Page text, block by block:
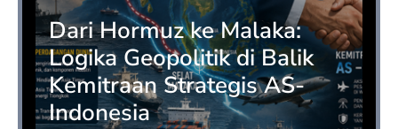
Dari Hormuz ke Malaka:
Logika Geopolitik di Balik
Kemitraan Strategis AS-
Indonesia